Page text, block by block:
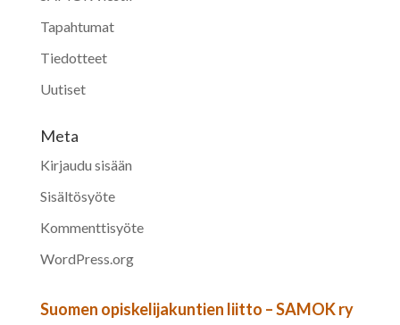
Tapahtumat
Tiedotteet
Uutiset
Meta
Kirjaudu sisään
Sisältösyöte
Kommenttisyöte
WordPress.org
Suomen opiskelijakuntien liitto – SAMOK ry